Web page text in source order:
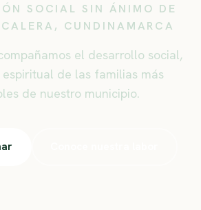
SOCIAL SIN ÁNIMO DE
CUNDINAMARCA
el desarrollo social,
de las familias más
de nuestro municipio.